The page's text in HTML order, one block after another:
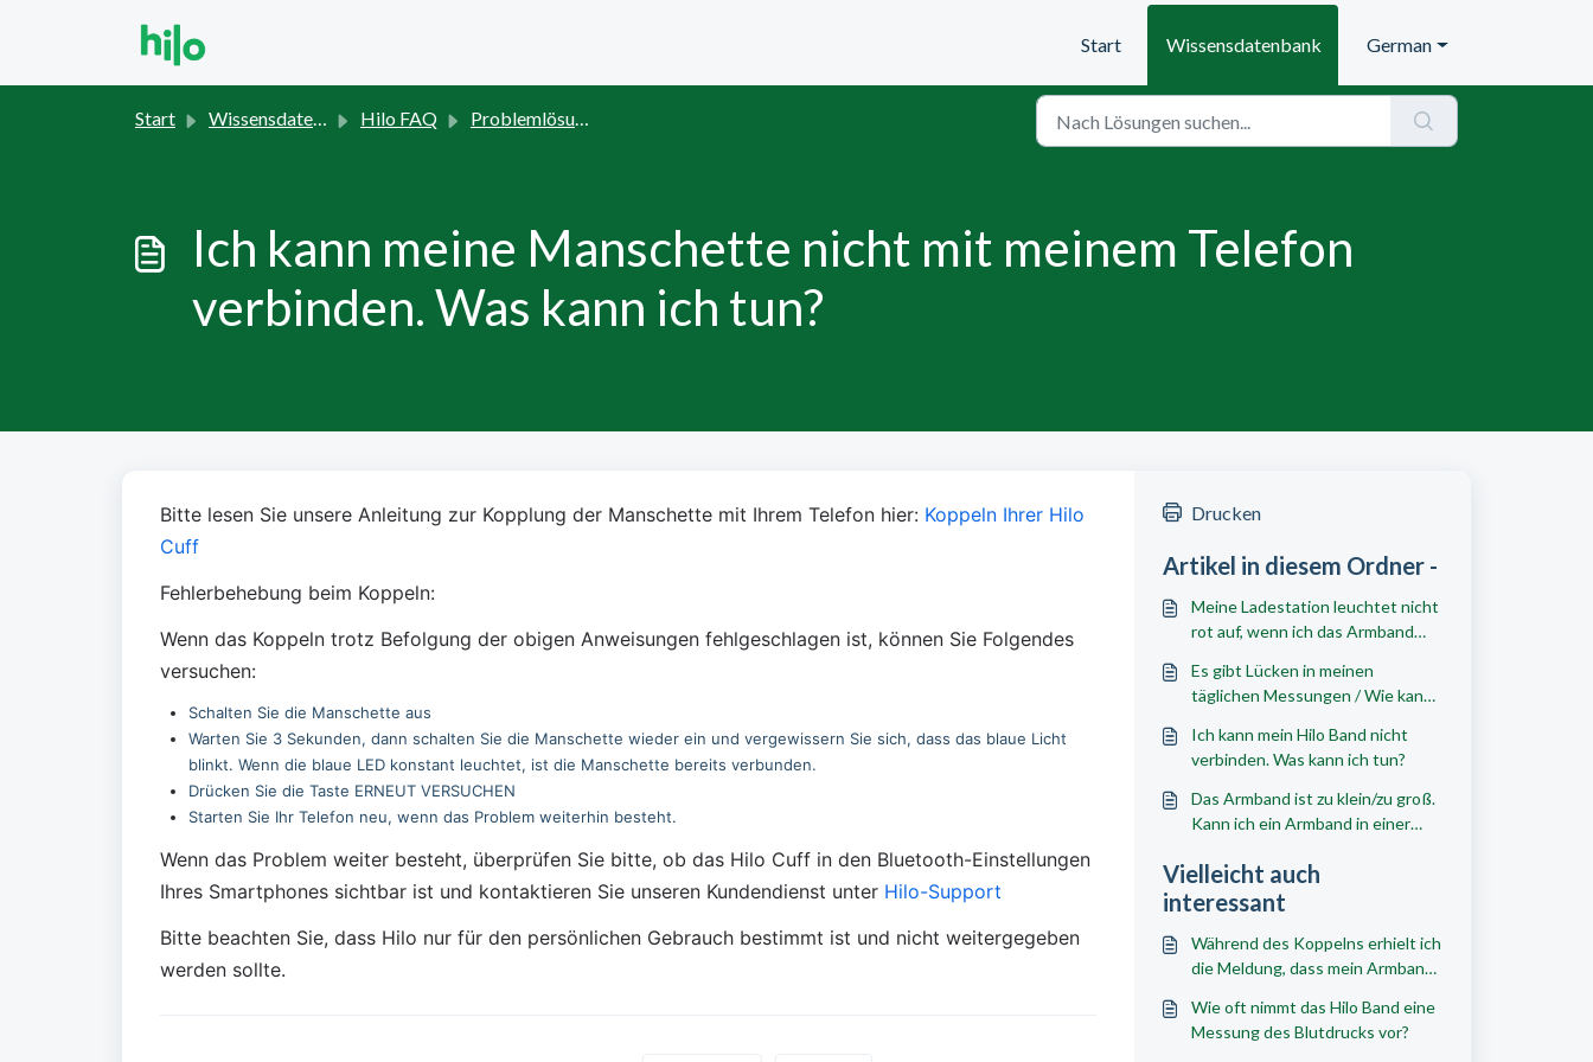
Start
Wissensdatenbank German
Start Wissensdatenbank Hilo FAQ Problemlösungen
Ich kann meine Manschette nicht mit meinem Telefon
verbinden. Was kann ich tun?
Bitte lesen Sie unsere Anleitung zur Kopplung der Manschette mit Ihrem Telefon hier: Koppeln Ihrer Hilo
Cuff
Fehlerbehebung beim Koppeln:
Wenn das Koppeln trotz Befolgung der obigen Anweisungen fehlgeschlagen ist, können Sie Folgendes
versuchen:
Schalten Sie die Manschette aus
Warten Sie 3 Sekunden, dann schalten Sie die Manschette wieder ein und vergewissern Sie sich, dass das blaue Licht
blinkt. Wenn die blaue LED konstant leuchtet, ist die Manschette bereits verbunden.
Drücken Sie die Taste ERNEUT VERSUCHEN
Starten Sie Ihr Telefon neu, wenn das Problem weiterhin besteht.
Wenn das Problem weiter besteht, überprüfen Sie bitte, ob das Hilo Cuff in den Bluetooth-Einstellungen
Ihres Smartphones sichtbar ist und kontaktieren Sie unseren Kundendienst unter Hilo-Support
Bitte beachten Sie, dass Hilo nur für den persönlichen Gebrauch bestimmt ist und nicht weitergegeben
werden sollte.
Drucken
Artikel in diesem Ordner -
Meine Ladestation leuchtet nicht
rot auf, wenn ich das Armband
Es gibt Lücken in meinen
täglichen Messungen / Wie kann
Ich kann mein Hilo Band nicht
verbinden. Was kann ich tun?
Das Armband ist zu klein/zu groß.
Kann ich ein Armband in einer
Vielleicht auch
interessant
Während des Koppelns erhielt ich
die Meldung, dass mein Armband
gekoppelt ist. Was soll ich tun?
Wie oft nimmt das Hilo Band eine
Messung des Blutdrucks vor?